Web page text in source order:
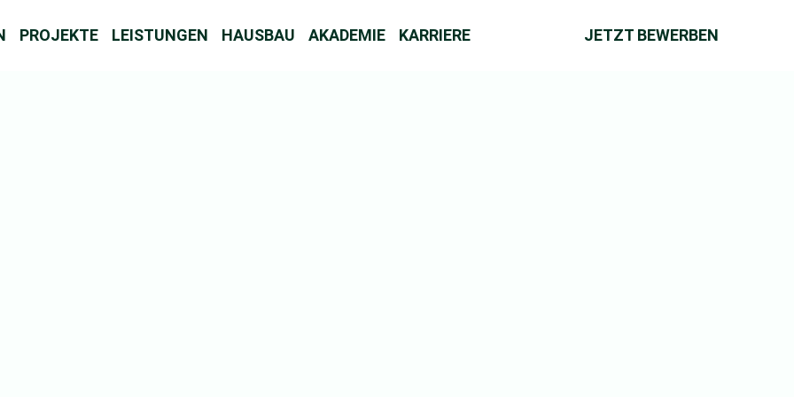
PROJEKTE LEISTUNGEN HAUSBAU AKADEMIE KARRIERE JETZT BEWERBEN